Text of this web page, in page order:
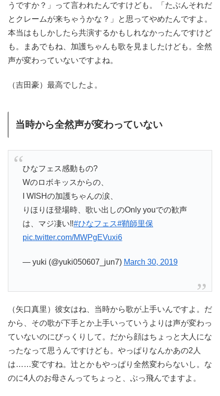
うですか？」って言われたんですけども。「たぶんそれだ
とクレームが来ちゃうかな？」と思ってやめたんですよ。
本当はもしかしたら共演するかもしれなかったんですけど
も。まあでもね、加護ちゃんも歌を見ましたけども。全然
声が変わっていないですよね。
（吉田豪）最高でしたよ。
当時から全然声が変わっていない
ひなフェス感動もの?
Wのロボキッスからの、
I WISHの加護ちゃんの涙、
りほりほ登場時、歌い出しのOnly youでの歓声
は、マジ凄い‼#ひなフェス#鞘師里保
pic.twitter.com/MWPgEVuxi6
— yuki (@yuki050607_jun7) March 30, 2019
（矢口真里）彼女はね、当時から歌が上手いんですよ。だ
から、その歌が下手とか上手いっていうよりは声が変わっ
ていないのにびっくりして。だから顔はちょっと大人にな
ったなって思うんですけども。やっぱりなんかあの2人
は……変ですね。辻とかもやっぱり全然変わらないし。な
のに4人のお母さんってちょっと、ぶっ飛んでますよ。